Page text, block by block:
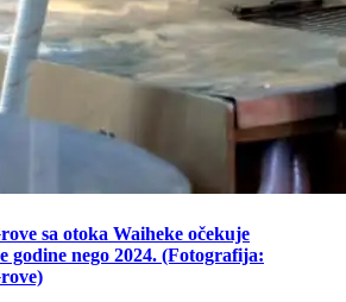
sa otoka Waiheke očekuje
godine nego 2024. (Fotografija: